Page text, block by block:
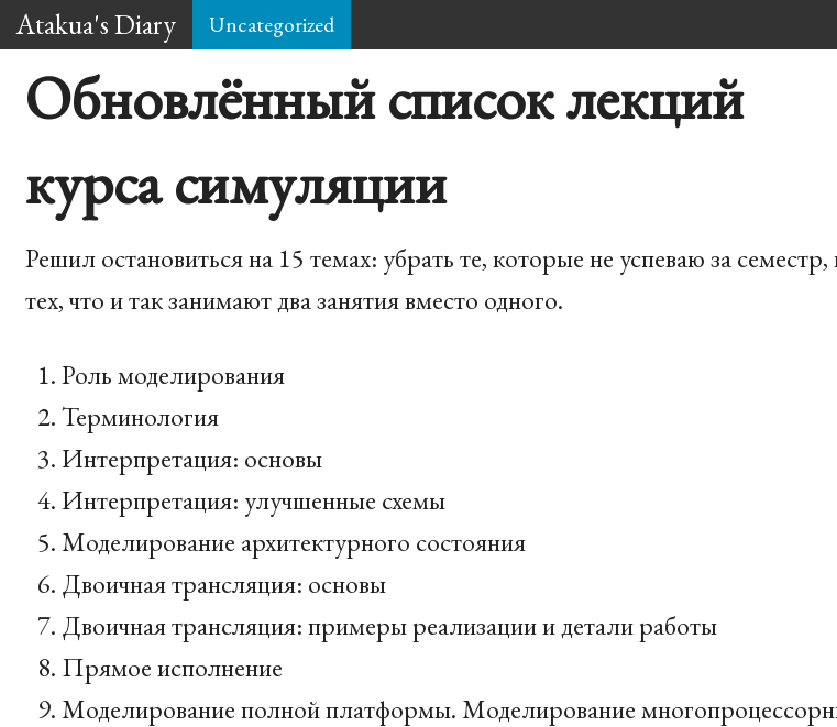
Atakua's Diary Uncategorized
Обновлённый список лекций
курса симуляции
Решил остановиться на 15 темах: убрать те, которые не успеваю за
тех, что и так занимают два занятия вместо одного.
Роль моделирования
Терминология
Интерпретация: основы
Интерпретация: улучшенные схемы
Моделирование архитектурного состояния
Двоичная трансляция: основы
Двоичная трансляция: примеры реализации и детали работы
Прямое исполнение
Моделирование полной платформы. Моделирование